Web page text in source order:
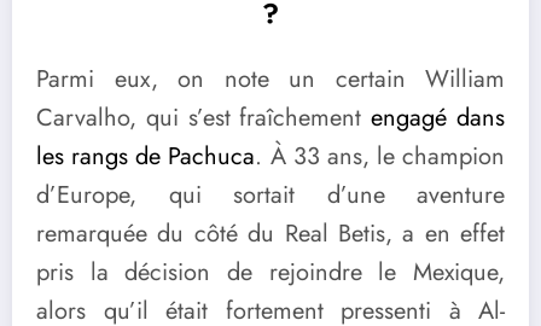
?
Parmi eux, on note un certain William
Carvalho, qui s’est fraîchementengagé dans
les rangs de Pachuca. À 33 ans, le champion
d’Europe, qui sortait d’une aventure
remarquée du côté du Real Betis, a en effet
pris la décision de rejoindre le Mexique,
alors qu’il était fortement pressenti à Al-